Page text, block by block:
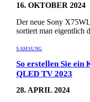
16. OKTOBER 2024
Der neue Sony
sortiert man eigentlich
SAMSUNG
So erstellen Sie ein
QLED TV 2023
28. APRIL 2024